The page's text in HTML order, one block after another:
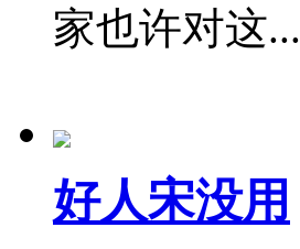
家也许对这...
好人宋没用